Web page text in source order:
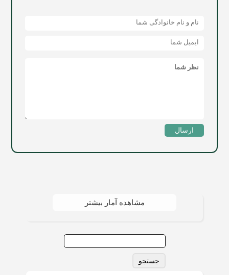
ارسال
مشاهده آمار بیشتر
جستجو
برای: